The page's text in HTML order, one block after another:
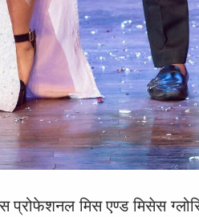
प्रोफेशनल मिस एण्ड मिसेस